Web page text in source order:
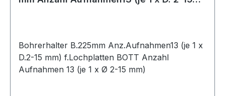
Bohrerhalter B.225mm Anz.Aufnahmen13 (je 1 x
D.2-15 mm) f.Lochplatten BOTT Anzahl
Aufnahmen 13 (je 1 x Ø 2-15 mm)